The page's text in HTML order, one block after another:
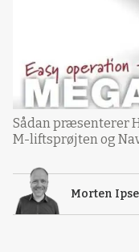
Sådan præsenterer
M-liftsprøjten og
Morten